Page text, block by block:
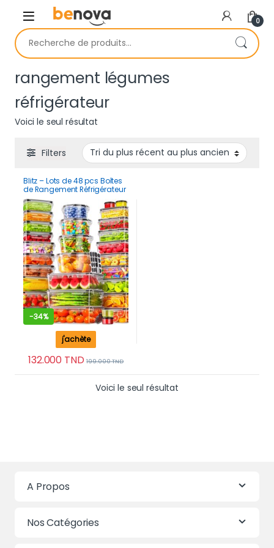
Skip to navigation
Skip to content
0
Recherche pour :
rangement légumes
réfrigérateur
Voici le seul résultat
Filters
Blitz – Lots de 48 pcs Boîtes
de Rangement Réfrigérateur
Alimentaire Transparent
Cuisine & Placards (24
Boîtes + 24 Couvercles)
-34%
132.000 TND 199.000TND
j'achète
Voici le seul résultat
A Propos
Nos Catégories